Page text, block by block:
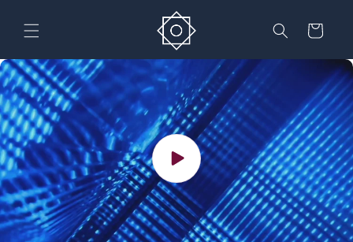
съдържанието
Количка